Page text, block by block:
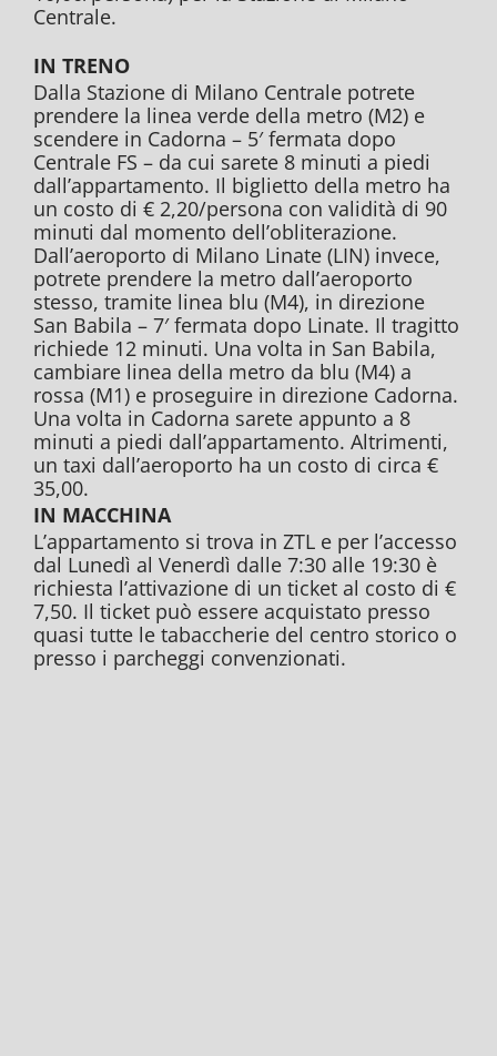
Centrale.
IN TRENO
Dalla Stazione di Milano Centrale potrete
prendere la linea verde della metro (M2) e
scendere in Cadorna – 5′ fermata dopo
Centrale FS – da cui sarete 8 minuti a piedi
dall’appartamento. Il biglietto della metro ha
un costo di € 2,20/persona con validità di 90
minuti dal momento dell’obliterazione.
Dall’aeroporto di Milano Linate (LIN) invece,
potrete prendere la metro dall’aeroporto
stesso, tramite linea blu (M4), in direzione
San Babila – 7′ fermata dopo Linate. Il tragitto
richiede 12 minuti. Una volta in San Babila,
cambiare linea della metro da blu (M4) a
rossa (M1) e proseguire in direzione Cadorna.
Una volta in Cadorna sarete appunto a 8
minuti a piedi dall’appartamento. Altrimenti,
un taxi dall’aeroporto ha un costo di circa €
35,00.
IN MACCHINA
L’appartamento si trova in ZTL e per l’accesso
dal Lunedì al Venerdì dalle 7:30 alle 19:30 è
richiesta l’attivazione di un ticket al costo di €
7,50. Il ticket può essere acquistato presso
quasi tutte le tabaccherie del centro storico o
presso i parcheggi convenzionati.